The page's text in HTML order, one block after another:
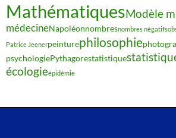
MathématiquesModèle
médecineNapoléonnombresnombres négatifs
Patrice Jeenerpeinturephilosophie
psychologiePythagorestatistique
écologieépidémie